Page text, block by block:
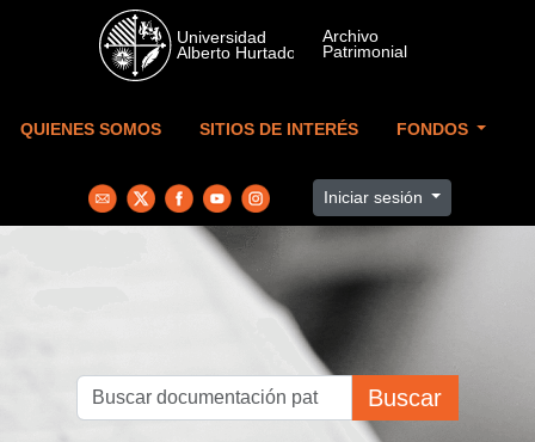
Skip to main content
QUIENES SOMOS SITIOS DE INTERÉS FONDOS
Iniciar sesión
Buscar